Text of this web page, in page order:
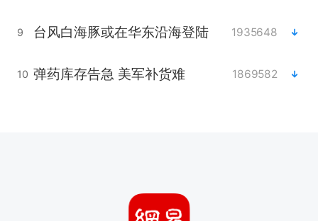
9 台风白海豚或在华东沿海登陆 1935648
10 弹药库存告急 美军补货难 1869582